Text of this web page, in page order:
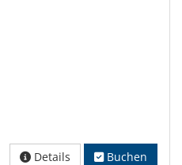
Details Buchen